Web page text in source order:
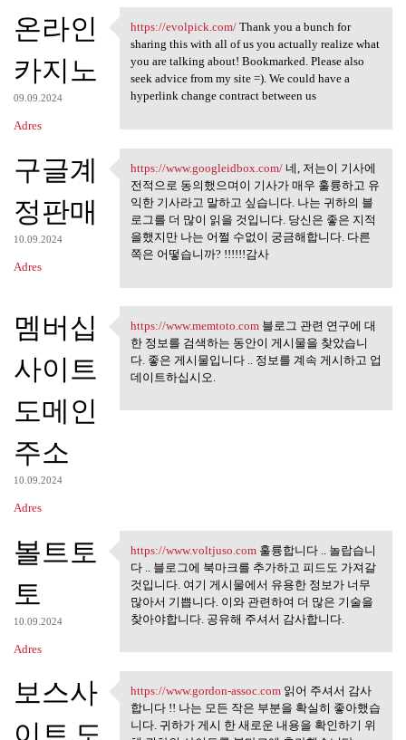
온라인
카지노
09.09.2024
Adres
https://evolpick.com/ Thank
https://evolpick.com/Thank you a bunch for
sharing this with all of us you actually realize what
you are talking about! Bookmarked. Please also
seek advice from my site =). We could have a
hyperlink change contract between us
구글계
정판매
10.09.2024
Adres
https://www.googleidbox.com/
https://www.googleidbox.com/네, 저는이 기사에
전적으로 동의했으며이 기사가 매우 훌륭하고 유
익한 기사라고 말하고 싶습니다. 나는 귀하의 블
로그를 더 많이 읽을 것입니다. 당신은 좋은 지적
을했지만 나는 어쩔 수없이 궁금해합니다. 다른
쪽은 어떻습니까? !!!!!!감사
멤버십
사이트
도메인
주소
10.09.2024
Adres
https://www.memtoto.com 블로그
https://www.memtoto.com블로그 관련 연구에 대
한 정보를 검색하는 동안이 게시물을 찾았습니
다. 좋은 게시물입니다 .. 정보를 계속 게시하고 업
데이트하십시오.
볼트토
토
10.09.2024
Adres
https://www.voltjuso.com
https://www.voltjuso.com훌륭합니다 .. 놀랍습니
다 .. 블로그에 북마크를 추가하고 피드도 가져갈
것입니다. 여기 게시물에서 유용한 정보가 너무
많아서 기쁩니다. 이와 관련하여 더 많은 기술을
찾아야합니다. 공유해 주셔서 감사합니다.
보스사
https://www.gordon-assoc.com
https://www.gordon-assoc.com읽어 주셔서 감사
합니다 !! 나는 모든 작은 부분을 확실히 좋아했습
니다. 귀하가 게시 한 새로운 내용을 확인하기 위